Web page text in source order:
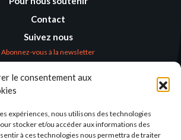
le consentement aux
expériences, nous utilisons des technologies
stocker et/ou accéder aux informations des
à ces technologies nous permettra de traiter
Contact
Suivez nous
Abonnez-vous à la newsletter
Humanitaires –
Humanitarian
Alternatives